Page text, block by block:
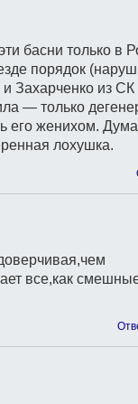
басни только в
порядок
Захарченко из СК
— только
его женихом.
лохушка.
все,как